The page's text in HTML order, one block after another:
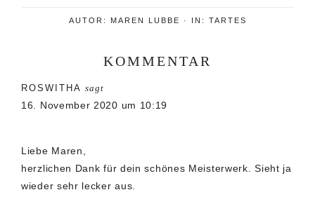
AUTOR: MAREN LUBBE · IN: TARTES
Interaktionen
KOMMENTAR
ROSWITHA sagt
16. November 2020 um 10:19
Liebe Maren,
herzlichen Dank für dein schönes Meisterwerk. Sieht ja
wieder sehr lecker aus.